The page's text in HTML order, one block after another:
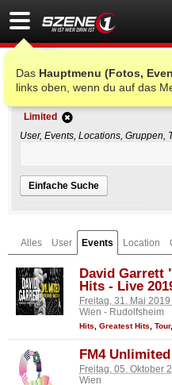
Das Hauptmenu (Fotos,
links oben, wenn du auf das
Einfache Suche
Limited
User, Events, Locations, Gruppen,
Einfache Suche
Alles User Events Location
David Garrett
Hits - Live
Freitag, 31. Mai
Wien - Rudolfsheim
Hits Greatest Hits Tour,
FM4
Freitag, 05. Oktober
Wien